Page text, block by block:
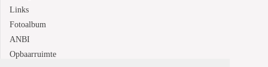
Links
Fotoalbum
ANBI
Opbaarruimte